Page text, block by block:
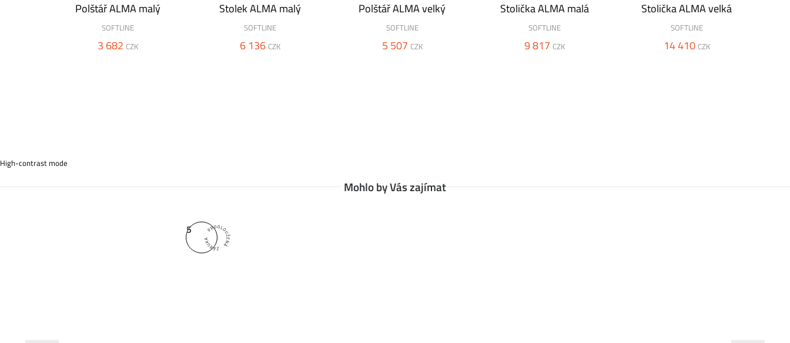
Polštář ALMA malý
SOFTLINE
3 682 CZK
Stolek ALMA malý
SOFTLINE
6 136 CZK
Polštář ALMA velký
SOFTLINE
5 507 CZK
Stolička ALMA malá
SOFTLINE
9 817 CZK
Stolička ALMA velká
SOFTLINE
14 410 CZK
High-contrast mode
Mohlo by Vás zajímat
5